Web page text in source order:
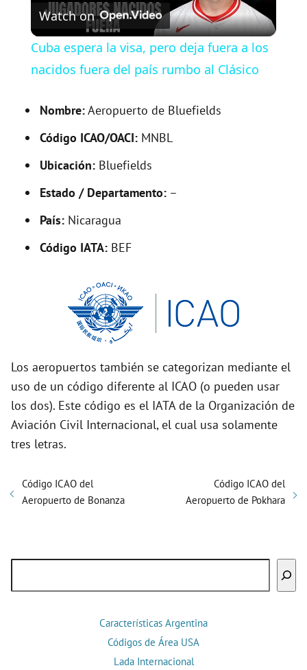
l
a
y
i
Watch on
Cuba espera la visa, pero deja fuera a los
nacidos fuera del país rumbo al Clásico
Nombre:Aeropuerto de Bluefields
Código ICAO/OACI: MNBL
Ubicación: Bluefields
Estado / Departamento: –
País: Nicaragua
Código IATA: BEF
Los aeropuertos también se categorizan mediante el
uso de un código diferente al ICAO (o pueden usar
los dos). Este código es el IATA de la Organización de
Aviación Civil Internacional, el cual usa solamente
tres letras.
Código ICAO del
Aeropuerto de Bonanza
Código ICAO del
Aeropuerto de Pokhara
Características Argentina
Códigos de Área USA
Lada Internacional